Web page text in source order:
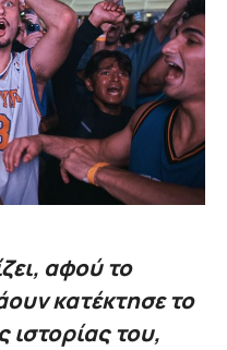
αφού το
κατέκτησε το
του,